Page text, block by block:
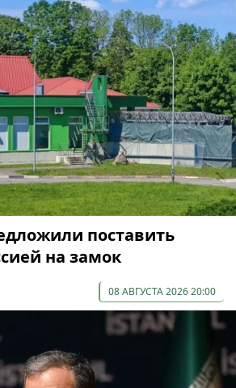
поставить
на замок
08 АВГУСТА 2026 20:00